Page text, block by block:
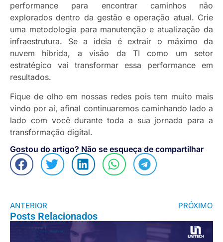
performance para encontrar caminhos não
explorados dentro da gestão e operação atual. Crie
uma metodologia para manutenção e atualização da
infraestrutura. Se a ideia é extrair o máximo da
nuvem híbrida, a visão da TI como um setor
estratégico vai transformar essa performance em
resultados.
Fique de olho em nossas redes pois tem muito mais
vindo por aí, afinal continuaremos caminhando lado a
lado com você durante toda a sua jornada para a
transformação digital.
Gostou do artigo? Não se esqueça de compartilhar
ANTERIOR PRÓXIMO
Posts Relacionados